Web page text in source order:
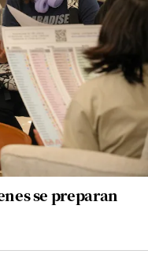
se preparan